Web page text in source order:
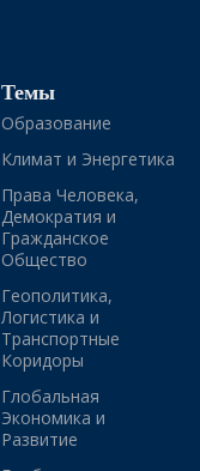
Темы
Образование
Климат и Энергетика
Права Человека,
Демократия и
Гражданское
Общество
Геополитика,
Логистика и
Транспортные
Коридоры
Глобальная
Экономика и
Развитие